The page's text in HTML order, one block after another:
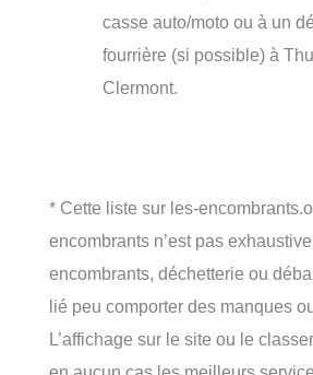
casse auto/moto ou à un
fourrière (si possible) à
Clermont.
* Cette liste sur les-
encombrants n’est pas
encombrants, déchetterie ou
lié peu comporter des manques
L’affichage sur le site ou le